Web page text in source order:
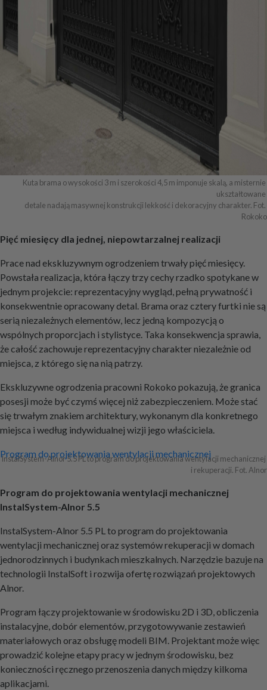
Kuta brama o wysokości 3 m i szerokości 4,5 m imponuje skalą, a misternie
ukształtowane
detale nadają masywnej konstrukcji lekkość i dekoracyjny charakter. Fot.
Rokoko
Pięć miesięcy dla jednej, niepowtarzalnej realizacji
Prace nad ekskluzywnym ogrodzeniem trwały pięć miesięcy.
Powstała realizacja, która łączy trzy cechy rzadko spotykane w
jednym projekcie: reprezentacyjny wygląd, pełną prywatność i
konsekwentnie opracowany detal. Brama oraz cztery furtki nie są
serią niezależnych elementów, lecz jedną kompozycją o
wspólnych proporcjach i stylistyce. Taka konsekwencja sprawia,
że całość zachowuje reprezentacyjny charakter niezależnie od
miejsca, z którego się na nią patrzy.
Ekskluzywne ogrodzenia pracowni Rokoko pokazują, że granica
posesji może być czymś więcej niż zabezpieczeniem. Może stać
się trwałym znakiem architektury, wykonanym dla konkretnego
miejsca i według indywidualnej wizji jego właściciela.
Nawigacja
Program do projektowania wentylacji mechanicznej
InstalSystem-Alnor 5.5 PL to program do projektowania wentylacji mechanicznej
i rekuperacji. Fot. Alnor
Program do projektowania wentylacji mechanicznej
InstalSystem-Alnor 5.5
InstalSystem-Alnor 5.5 PL to program do projektowania
wentylacji mechanicznej oraz systemów rekuperacji w domach
jednorodzinnych i budynkach mieszkalnych. Narzędzie bazuje na
technologii InstalSoft i rozwija ofertę rozwiązań projektowych
Alnor.
Program łączy projektowanie w środowisku 2D i 3D, obliczenia
instalacyjne, dobór elementów, przygotowywanie zestawień
materiałowych oraz obsługę modeli BIM. Projektant może więc
prowadzić kolejne etapy pracy w jednym środowisku, bez
konieczności ręcznego przenoszenia danych między kilkoma
aplikacjami.